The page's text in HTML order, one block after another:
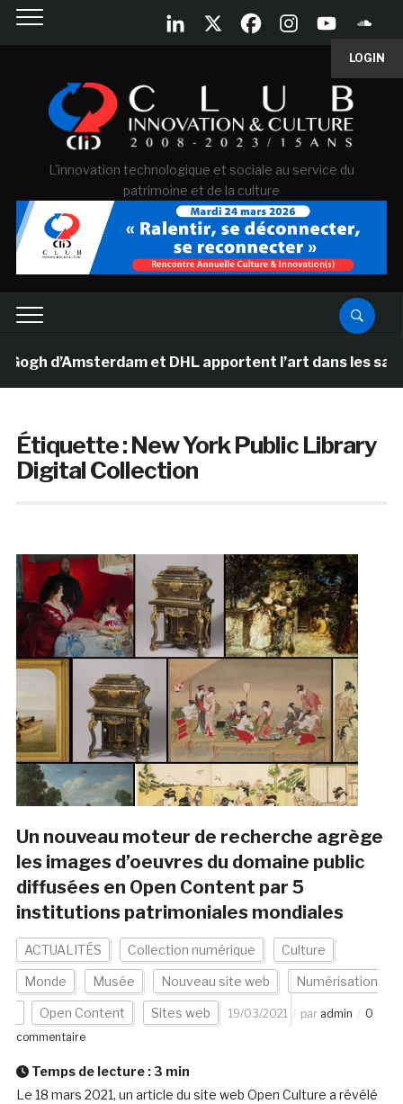
LOGIN
L'innovation technologique et sociale au service du
patrimoine et de la culture
d’Amsterdam et DHL apportent l’art dans les salles
Étiquette :New York Public Library
Digital Collection
Un nouveau moteur de recherche agrège
les images d’oeuvres du domaine public
diffusées en Open Content par 5
institutions patrimoniales mondiales
ACTUALITÉS Collection numérique Culture
Monde Musée Nouveau site web Numérisation
Open Content Sites web 19/03/2021 par admin
0
commentaire
Temps de lecture : 3 min
Le 18 mars 2021, un article du site web Open Culture a révélé